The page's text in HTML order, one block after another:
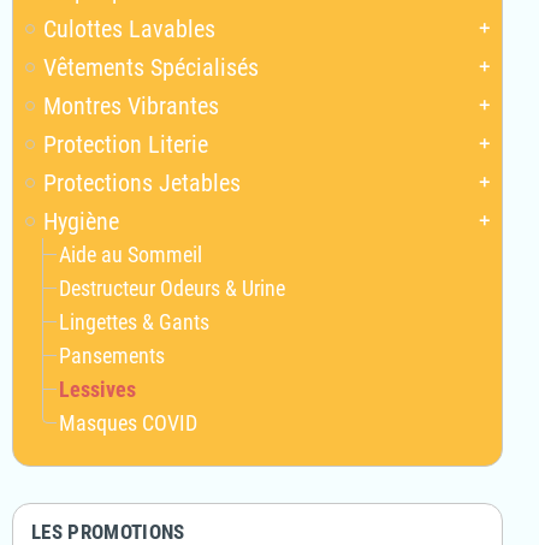
Culottes Lavables add
Vêtements Spécialisés add
Montres Vibrantes add
Protection Literie add
Protections Jetables add
Hygiène add
Aide au Sommeil
Destructeur Odeurs & Urine
Lingettes & Gants
Pansements
Lessives
Masques COVID
LES PROMOTIONS